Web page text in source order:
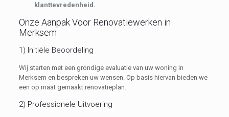
klanttevredenheid.
Onze Aanpak Voor Renovatiewerken in
Merksem
1) Initiële Beoordeling
Wij starten met een grondige evaluatie van uw woning in
Merksem en bespreken uw wensen. Op basis hiervan bieden we
een op maat gemaakt renovatieplan.
2) Professionele Uitvoering